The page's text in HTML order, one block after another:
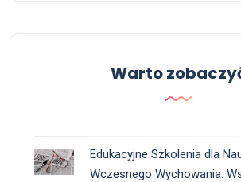
Warto
Edukacyjne Szkolenia dla
Wczesnego Wychowania: